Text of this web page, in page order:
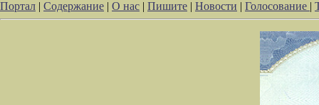
Портал | Содержание | О нас | Пишите | Новости | Голосование |